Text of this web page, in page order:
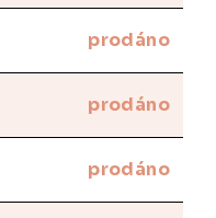
prodáno
prodáno
prodáno